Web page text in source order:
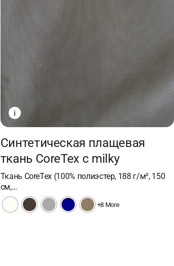
i
Синтетическая плащевая
ткань CoreTex с milky
Ткань CoreTex (100% полиэстер, 188 г/м², 150
см,…
+8 More